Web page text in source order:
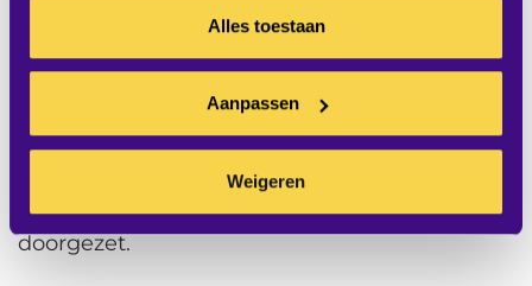
Alles toestaan
Aanpassen
Weigeren
automatisch de meest recente
omzetgegevens terwijl je de helpdesk
informeert over de openstaande support
aanvragen. Het kost de beheerder van het
doorgezet.